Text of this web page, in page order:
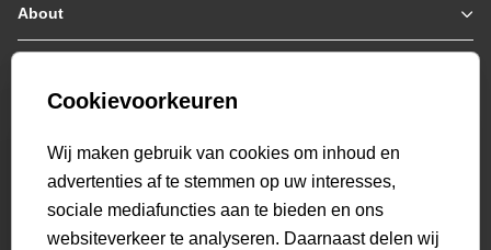
Jassen / Coats
Colberts
Hoodies
Polo's
T-shirts
Overshirts
Overhemden
About
Who we are
Genti X PSV
Bestellen & Betalen
Retourneren
Veelgestelde vragen
Mijn Account
beoordelingen
Cookievoorkeuren
Wij maken gebruik van cookies om inhoud en
advertenties af te stemmen op uw interesses,
sociale mediafuncties aan te bieden en ons
websiteverkeer te analyseren. Daarnaast delen wij